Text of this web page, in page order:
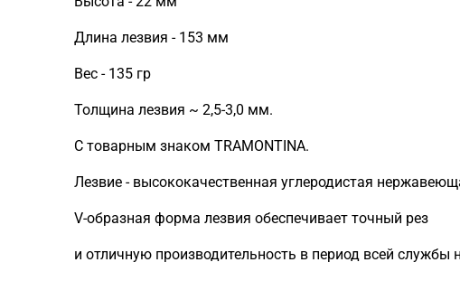
Длина лезвия - 153 мм
Вес - 135 гр
Толщина лезвия ~ 2,5-3,0 мм.
С товарным знаком TRAMONTINA.
Лезвие - высококачественная углеродистая
V-образная форма лезвия обеспечивает точный рез
и отличную производительность в период всей службы